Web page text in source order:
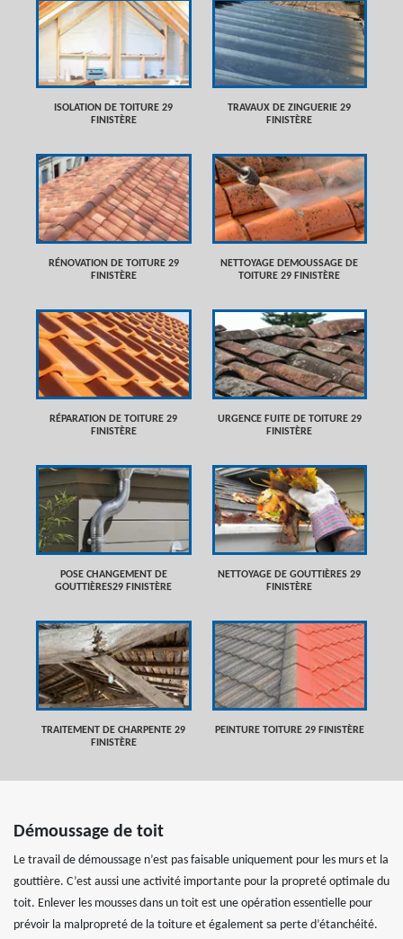
ISOLATION DE TOITURE 29
FINISTÈRE
TRAVAUX DE ZINGUERIE 29
FINISTÈRE
RÉNOVATION DE TOITURE 29
FINISTÈRE
NETTOYAGE DEMOUSSAGE DE
TOITURE 29 FINISTÈRE
RÉPARATION DE TOITURE 29
FINISTÈRE
URGENCE FUITE DE TOITURE 29
FINISTÈRE
POSE CHANGEMENT DE
GOUTTIÈRES29 FINISTÈRE
NETTOYAGE DE GOUTTIÈRES 29
FINISTÈRE
TRAITEMENT DE CHARPENTE 29
FINISTÈRE
PEINTURE TOITURE 29 FINISTÈRE
Démoussage de toit
Le travail de démoussage n’est pas faisable uniquement pour les murs et la
gouttière. C’est aussi une activité importante pour la propreté optimale du
toit. Enlever les mousses dans un toit est une opération essentielle pour
prévoir la malpropreté de la toiture et également sa perte d’étanchéité.